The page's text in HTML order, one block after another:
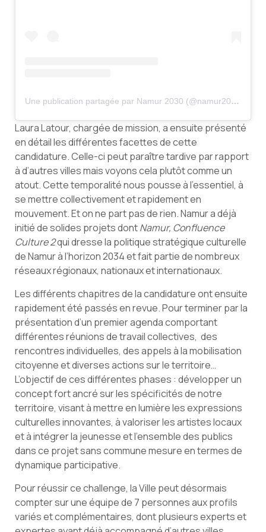
Une publication partagée par Namur 2030 (@namur2030)
Laura Latour, chargée de mission, a ensuite présenté
en détail les différentes facettes de cette
candidature. Celle-ci peut paraître tardive par rapport
à d’autres villes mais voyons cela plutôt comme un
atout. Cette temporalité nous pousse à l’essentiel, à
se mettre collectivement et rapidement en
mouvement. Et on ne part pas de rien. Namur a déjà
initié de solides projets dontNamur, Confluence
Culture 2qui dresse la politique stratégique culturelle
de Namur à l’horizon 2034 et fait partie de nombreux
réseaux régionaux, nationaux et internationaux.
Les différents chapitres de la candidature ont ensuite
rapidement été passés en revue. Pour terminer par la
présentation d’un premier agenda comportant
différentes réunions de travail collectives, des
rencontres individuelles, des appels à la mobilisation
citoyenne et diverses actions sur le territoire…
L’objectif de ces différentes phases : développer un
concept fort ancré sur les spécificités de notre
territoire, visant à mettre en lumière les expressions
culturelles innovantes, à valoriser les artistes locaux
et à intégrer la jeunesse et l’ensemble des publics
dans ce projet sans commune mesure en termes de
dynamique participative.
Pour réussir ce challenge, la Ville peut désormais
compter sur une équipe de 7 personnes aux profils
variés et complémentaires, dont plusieurs experts et